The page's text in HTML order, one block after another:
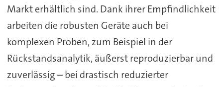
Markt erhältlich sind. Dank ihrer Empfindlichkeit
arbeiten die robusten Geräte auch bei
komplexen Proben, zum Beispiel in der
Rückstandsanalytik, äußerst reproduzierbar und
zuverlässig – bei drastisch reduzierter